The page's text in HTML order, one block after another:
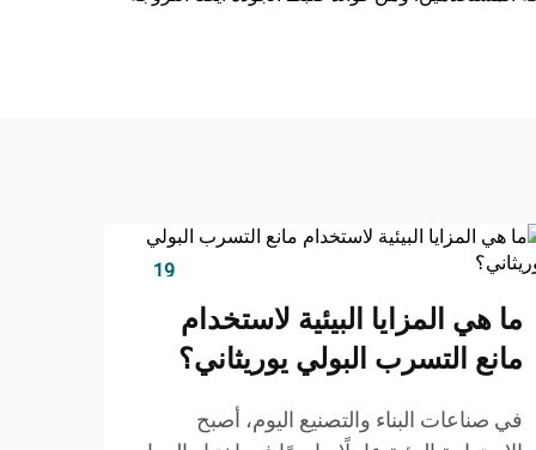
19
ما هي المزايا البيئية لاستخدام
مانع التسرب البولي يوريثاني؟
في صناعات البناء والتصنيع اليوم، أصبح